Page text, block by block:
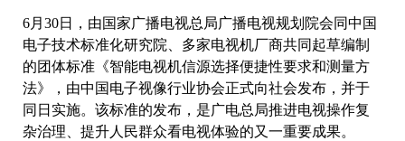
6月30日，由国家广播电视总局广播电视规划院会同中国
电子技术标准化研究院、多家电视机厂商共同起草编制
的团体标准《智能电视机信源选择便捷性要求和测量方
法》，由中国电子视像行业协会正式向社会发布，并于
同日实施。该标准的发布，是广电总局推进电视操作复
杂治理、提升人民群众看电视体验的又一重要成果。